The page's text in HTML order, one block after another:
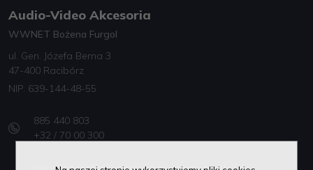
Audio-Video Akcesoria
WWNET Bożena Furgol
ul. Gen. Józefa Bema 3
47-400 Racibórz
NIP. 639-144-48-55
885 440 803
+32 / 70 00 300